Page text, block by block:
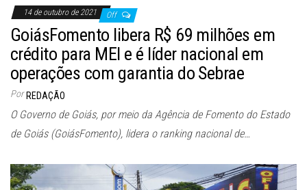
14 de outubro de 2021 Off
GoiásFomento libera R$ 69 milhões em
crédito para MEI e é líder nacional em
operações com garantia do Sebrae
Por REDAÇÃO
O Governo de Goiás, por meio da Agência de Fomento do Estado
de Goiás (GoiásFomento), lidera o ranking nacional de…